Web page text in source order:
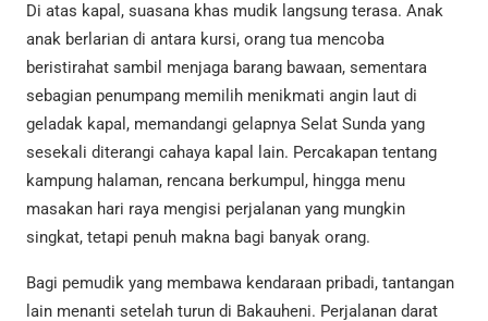
Di atas kapal, suasana khas mudik langsung terasa. Anak
anak berlarian di antara kursi, orang tua mencoba
beristirahat sambil menjaga barang bawaan, sementara
sebagian penumpang memilih menikmati angin laut di
geladak kapal, memandangi gelapnya Selat Sunda yang
sesekali diterangi cahaya kapal lain. Percakapan tentang
kampung halaman, rencana berkumpul, hingga menu
masakan hari raya mengisi perjalanan yang mungkin
singkat, tetapi penuh makna bagi banyak orang.
Bagi pemudik yang membawa kendaraan pribadi, tantangan
lain menanti setelah turun di Bakauheni. Perjalanan darat